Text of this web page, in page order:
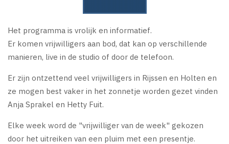
Het programma is vrolijk en informatief.
Er komen vrijwilligers aan bod, dat kan op verschillende
manieren, live in de studio of door de telefoon.
Er zijn ontzettend veel vrijwilligers in Rijssen en Holten en
ze mogen best vaker in het zonnetje worden gezet vinden
Anja Sprakel en Hetty Fuit.
Elke week word de "vrijwilliger van de week" gekozen
door het uitreiken van een pluim met een presentje.